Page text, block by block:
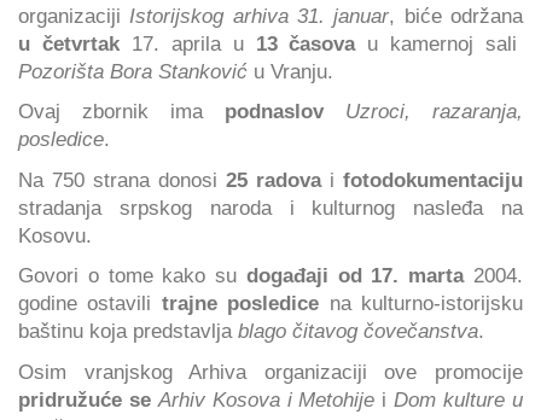
organizaciji Istorijskog arhiva 31. januar, biće održana
u četvrtak17. aprila u 13 časovau kamernoj sali
Pozorišta Bora Stanković u Vranju.
Ovaj zbornik ima podnaslov
Uzroci, razaranja,
posledice.
Na 750 strana donosi 25 radovai fotodokumentaciju
stradanja srpskog naroda i kulturnog nasleđa na
Kosovu.
Govori o tome kako su događaji od 17. marta 2004.
godine ostavili trajne posledice na kulturno-istorijsku
baštinu koja predstavlja blago čitavog čovečanstva.
Osim vranjskog Arhiva organizaciji ove promocije
pridružuće se Arhiv Kosova i Metohije iDom kulture u